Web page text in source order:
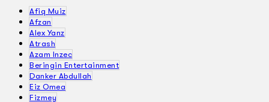
Afiq Muiz
Afzan
Alex Yanz
Atrash
Azam Inzec
Beringin Entertainment
Danker Abdullah
Eiz Omea
Fizmey